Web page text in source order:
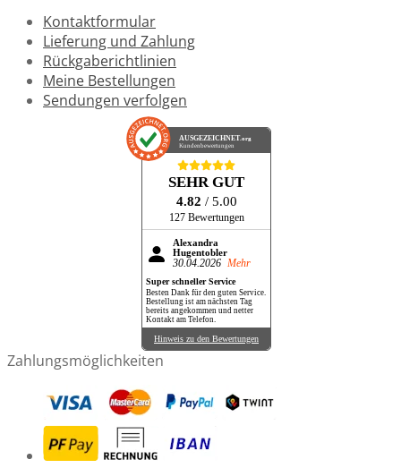
Kontaktformular
Lieferung und Zahlung
Rückgaberichtlinien
Meine Bestellungen
Sendungen verfolgen
AUSGEZEICHNET.org
Kundenbewertungen
SEHR GUT
4.82 / 5.00
127 Bewertungen
Alexandra
Hugentobler
30.04.2026 Mehr
Super schneller Service
Besten Dank für den guten Service.
Bestellung ist am nächsten Tag
bereits angekommen und netter
Kontakt am Telefon.
Hinweis zu den Bewertungen
Zahlungsmöglichkeiten